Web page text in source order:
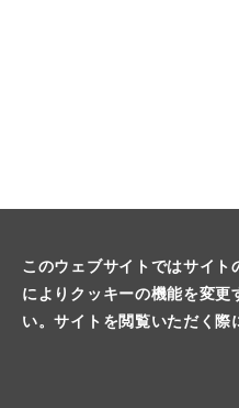
このウェブサイトではサイ
によりクッキーの機能を変
い。サイトを閲覧いただく